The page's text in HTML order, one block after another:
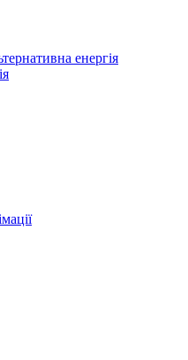
енергія